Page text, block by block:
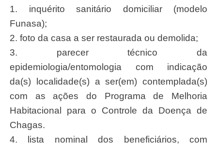
1. inquérito sanitário domiciliar (modelo
Funasa);
2. foto da casa a ser restaurada ou demolida;
3. parecer técnico da
epidemiologia/entomologia com indicação
da(s) localidade(s) a ser(em) contemplada(s)
com as ações do Programa de Melhoria
Habitacional para o Controle da Doença de
Chagas.
4. lista nominal dos beneficiários, com